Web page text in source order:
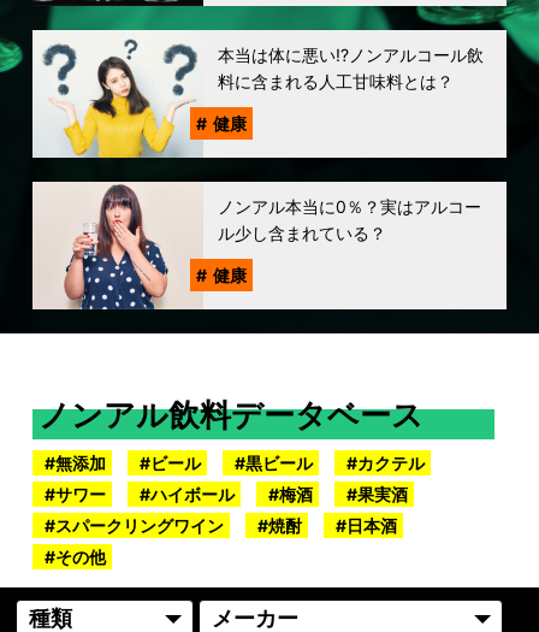
本当は体に悪い!?ノンアルコール飲
料に含まれる人工甘味料とは？
健康
ノンアル本当に0％？実はアルコー
ル少し含まれている？
健康
ノンアル飲料データベース
無添加 ビール 黒ビール
カクテル
サワー
ハイボール 梅酒
果実酒
スパークリングワイン
焼酎
日本酒
その他